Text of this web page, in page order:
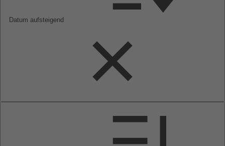
Datum aufsteigend